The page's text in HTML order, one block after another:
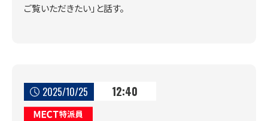
ご覧いただきたい」と話す。
2025/10/25 12:40
MECT特派員